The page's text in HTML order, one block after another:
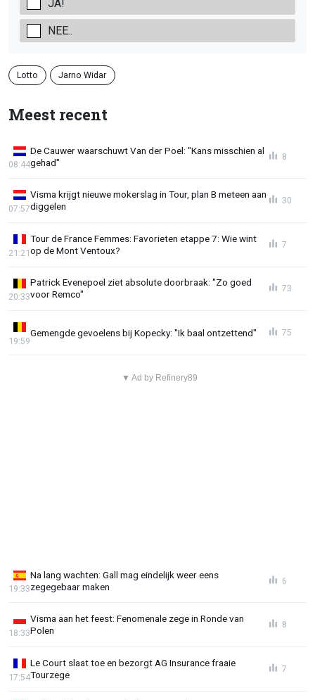
JA!
NEE..
Lotto Jarno Widar
Meest recent
De Cauwer waarschuwt Van der Poel: "Kans misschien al
gehad"
08:44
8
Visma krijgt nieuwe mokerslag in Tour, plan B meteen aan
diggelen
07:57
30
Tour de France Femmes: Favorieten etappe 7: Wie wint
op de Mont Ventoux?
21:21
7
Patrick Evenepoel ziet absolute doorbraak: "Zo goed
voor Remco"
20:33
73
Gemengde gevoelens bij Kopecky: "Ik baal ontzettend"
19:59
75
▼ Ad by Refinery89
Na lang wachten: Gall mag eindelijk weer eens
zegegebaar maken
19:33
6
Visma aan het feest: Fenomenale zege in Ronde van
Polen
18:33
8
Le Court slaat toe en bezorgt AG Insurance fraaie
Tourzege
17:54
7